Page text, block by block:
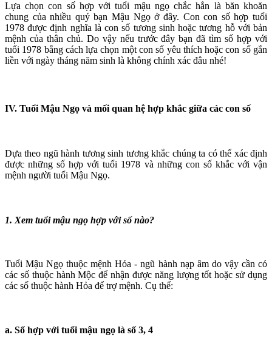
Lựa chọn con số hợp với tuổi mậu ngọ chắc hẳn là băn khoăn
chung của nhiều quý bạn Mậu Ngọ ở đây. Con con số hợp tuổi
1978 được định nghĩa là con số tương sinh hoặc tương hỗ với bản
mệnh của thân chủ. Do vậy nếu trước đây bạn đã tìm số hợp với
tuổi 1978 bằng cách lựa chọn một con số yêu thích hoặc con số gắn
liền với ngày tháng năm sinh là không chính xác đâu nhé!
IV. Tuổi Mậu Ngọ và mối quan hệ hợp khắc giữa các con số
Dựa theo ngũ hành tương sinh tương khắc chúng ta có thể xác định
được những số hợp với tuổi 1978 và những con số khắc với vận
mệnh người tuổi Mậu Ngọ.
1. Xem tuổi mậu ngọ hợp với số nào?
Tuổi Mậu Ngọ thuộc mệnh Hỏa - ngũ hành nạp âm do vậy cần có
các số thuộc hành Mộc để nhận được năng lượng tốt hoặc sử dụng
các số thuộc hành Hỏa để trợ mệnh. Cụ thể:
a. Số hợp với tuổi mậu ngọ là số 3, 4